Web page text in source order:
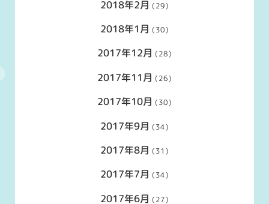
2018年2月 (29)
2018年1月 (30)
2017年12月 (28)
2017年11月 (26)
2017年10月 (30)
2017年9月 (34)
2017年8月 (31)
2017年7月 (34)
2017年6月 (27)